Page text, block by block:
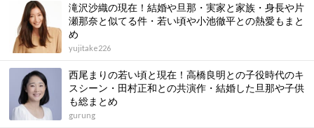
滝沢沙織の現在！結婚や旦那・実家と家族・身長や片
瀬那奈と似てる件・若い頃や小池徹平との熱愛もまと
め
yujitake226
西尾まりの若い頃と現在！高橋良明との子役時代のキ
スシーン・田村正和との共演作・結婚した旦那や子供
も総まとめ
gurung